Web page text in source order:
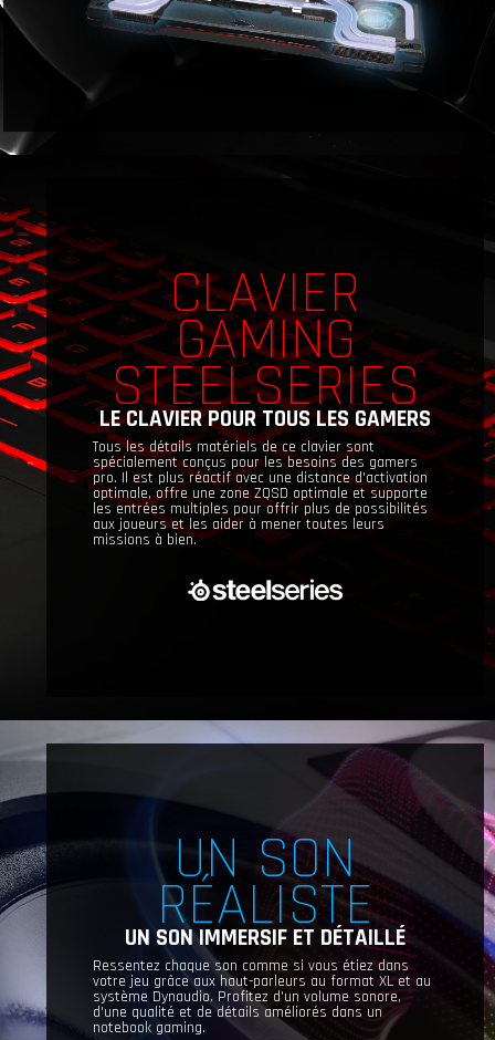
CLAVIER
GAMING
STEELSERIES
LE CLAVIER POUR TOUS LES GAMERS
Tous les détails matériels de ce clavier sont
spécialement conçus pour les besoins des gamers
pro. Il est plus réactif avec une distance d'activation
optimale, offre une zone ZQSD optimale et supporte
les entrées multiples pour offrir plus de possibilités
aux joueurs et les aider à mener toutes leurs
missions à bien.
UN SON
RÉALISTE
UN SON IMMERSIF ET DÉTAILLÉ
Ressentez chaque son comme si vous étiez dans
votre jeu grâce aux haut-parleurs au format XL et au
système Dynaudio. Profitez d'un volume sonore,
d'une qualité et de détails améliorés dans un
notebook gaming.